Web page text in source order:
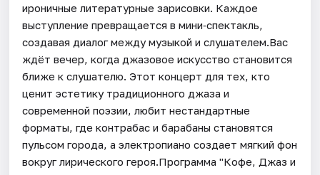
ироничные литературные зарисовки. Каждое
выступление превращается в мини‑спектакль,
создавая диалог между музыкой и слушателем.Вас
ждёт вечер, когда джазовое искусство становится
ближе к слушателю. Этот концерт для тех, кто
ценит эстетику традиционного джаза и
современной поэзии, любит нестандартные
форматы, где контрабас и барабаны становятся
пульсом города, а электропиано создает мягкий фон
вокруг лирического героя.Программа "Кофе, Джаз и